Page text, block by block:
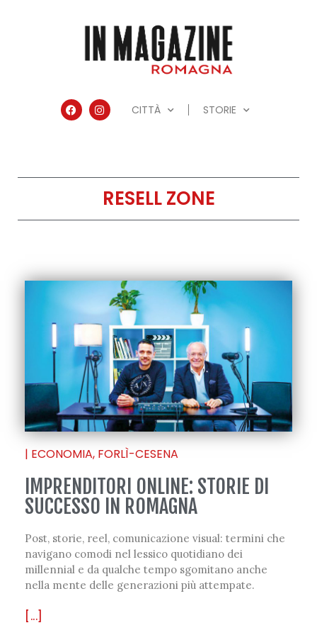
CITTÀ STORIE
RESELL ZONE
| ECONOMIA, FORLÌ-CESENA
IMPRENDITORI ONLINE: STORIE DI
SUCCESSO IN ROMAGNA
Post, storie, reel, comunicazione visual: termini che
navigano comodi nel lessico quotidiano dei
millennial e da qualche tempo sgomitano anche
nella mente delle generazioni più attempate.
[...]